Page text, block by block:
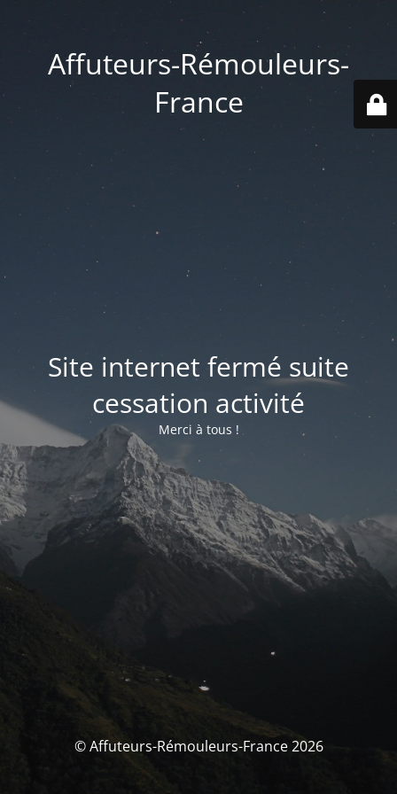
Affuteurs-Rémouleurs-
France
Site internet fermé suite
cessation activité
Merci à tous !
© Affuteurs-Rémouleurs-France 2026